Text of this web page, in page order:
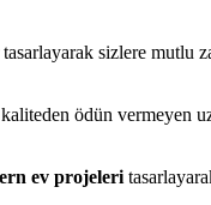
sizlere mutlu
ödün vermeyen
ev projeleri